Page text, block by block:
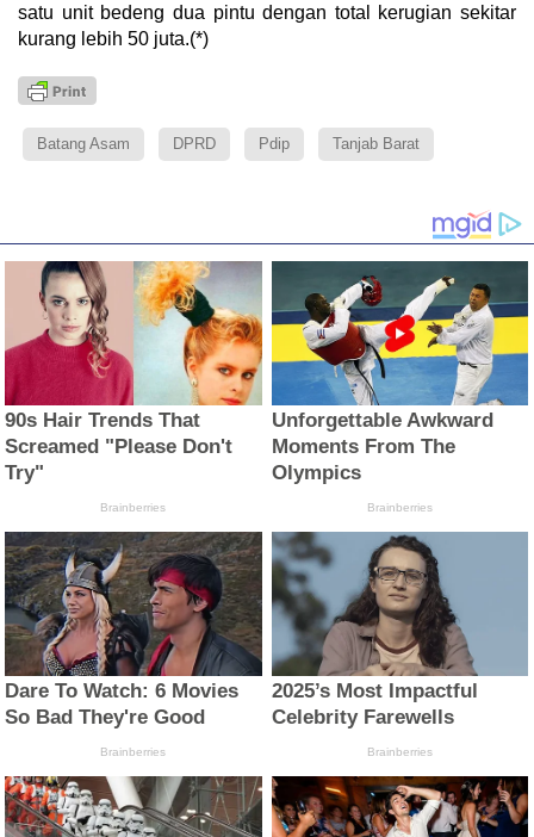
satu unit bedeng dua pintu dengan total kerugian sekitar
kurang lebih 50 juta.(*)
Batang Asam DPRD Pdip Tanjab Barat